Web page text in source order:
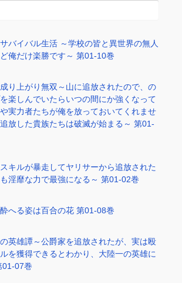
バイバル生活 ～学校の皆と異世界の無人
俺だけ楽勝です～ 第01-10巻
り上がり無双～山に追放されたので、の
楽しんでいたらいつの間にか強くなって
実力者たちが俺を放っておいてくれませ
放した貴族たちは破滅が始まる～ 第01-
キルが暴走してヤリサーから追放された
淫靡な力で最強になる～ 第01-02巻
へる姿は百合の花 第01-08巻
英雄譚～公爵家を追放されたが、実は殴
を獲得できるとわかり、大陸一の英雄に
01-07巻